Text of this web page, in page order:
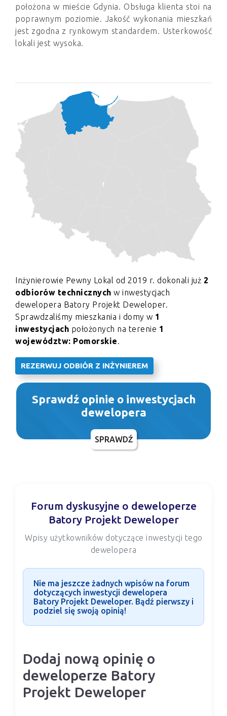
położona w mieście Gdynia. Obsługa klienta stoi na
poprawnym poziomie. Jakość wykonania mieszkań
jest zgodna z rynkowym standardem. Usterkowość
lokali jest wysoka.
Inżynierowie Pewny Lokal od 2019 r. dokonali już 2
odbiorów technicznych w inwestycjach
dewelopera Batory Projekt Deweloper.
Sprawdzaliśmy mieszkania i domy w 1
inwestycjach położonych na terenie 1
województw: Pomorskie.
REZERWUJ ODBIÓR Z INŻYNIEREM
Sprawdź opinie o inwestycjach
dewelopera
SPRAWDŹ
Forum dyskusyjne o deweloperze
Batory Projekt Deweloper
Wpisy użytkowników dotyczące inwestycji tego
dewelopera
Nie ma jeszcze żadnych wpisów na forum
dotyczących inwestycji dewelopera
Batory Projekt Deweloper. Bądź pierwszy i
podziel się swoją opinią!
Dodaj nową opinię o
deweloperze Batory
Projekt Deweloper